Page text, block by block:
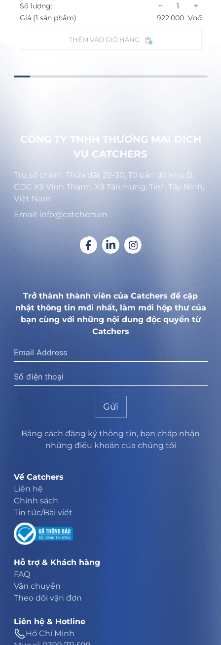
Số lượng: − +
Giá (1 sản phẩm) 922.000 Vnđ
THÊM VÀO GIỎ HÀNG
CÔNG TY TNHH THƯƠNG MẠI DỊCH
VỤ CATCHERS
Trụ sở chính: Thửa đất 29-30, Tờ bản đồ khu B,
CDC Xã Vĩnh Thạnh, Xã Tân Hưng, Tỉnh Tây Ninh,
Việt Nam
Email: info@catchers.vn
Trở thành thành viên của Catchers để cập
nhật thông tin mới nhất, làm mới hộp thư của
bạn cùng với những nội dung độc quyền từ
Catchers
Gửi
Bằng cách đăng ký thông tin, bạn chấp nhận
những điều khoản của chúng tôi
Về Catchers
Liên hệ
Chính sách
Tin tức/Bài viết
Hỗ trợ & Khách hàng
FAQ
Vận chuyển
Theo dõi vận đơn
Liên hệ & Hotline
Hồ Chí Minh